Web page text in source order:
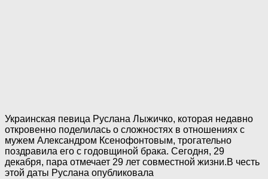
Украинская певица Руслана Лыжичко, которая недавно
откровенно поделилась о сложностях в отношениях с
мужем Александром Ксенофонтовым, трогательно
поздравила его с годовщиной брака. Сегодня, 29
декабря, пара отмечает 29 лет совместной жизни.В честь
этой даты Руслана опубликовала